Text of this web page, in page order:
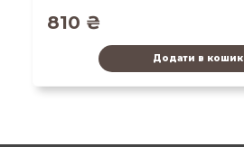
810 ₴
Додати в кошик